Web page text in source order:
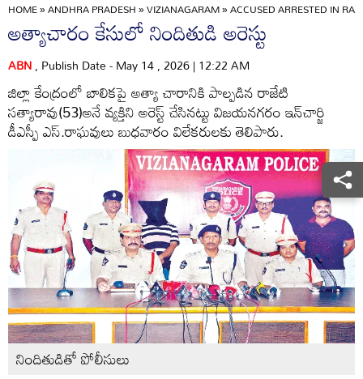
HOME»ANDHRA PRADESH»VIZIANAGARAM»ACCUSED ARRESTED IN
అత్యాచారం కేసులో నిందితుడి అరెస్టు
ABN, Publish Date - May 14 , 2026 | 12:22 AM
జిల్లా కేంద్రంలో బాలికపై అత్యా చారానికి పాల్పడిన రాజేటి
సత్యారావు(53)అనే వ్యక్తిని అరెస్ట్‌ చేసినట్టు విజయనగరం ఇన్‌చార్జి
డీఎస్పీ ఎస్‌.రాఘవులు బుధవారం విలేకరులకు తెలిపారు.
నిందితుడితో పోలీసులు